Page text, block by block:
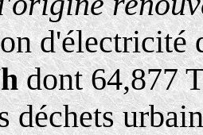
d'électricité
dont 64,877
déchets